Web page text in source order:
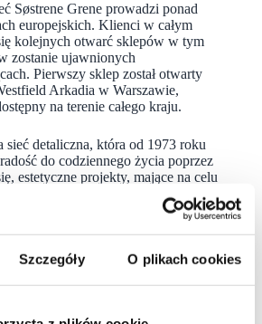
Szczegóły O plikach cookies
Søstrene Grene prowadzi ponad
europejskich. Klienci w całym
kolejnych otwarć sklepów w tym
zostanie ujawnionych
Pierwszy sklep został otwarty
Arkadia w Warszawie,
na terenie całego kraju.
sieć detaliczna, która od 1973 roku
do codziennego życia poprzez
estetyczne projekty, mające na celu
produktów z zakresu
artykułów hobbystycznych,
dla dzieci, specjalistycznej
na prezenty, artykułów